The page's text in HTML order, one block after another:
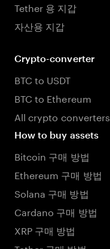
Tether 용 지갑
자산용 지갑
Crypto-converter
BTC to USDT
BTC to Ethereum
All crypto converters
How to buy assets
Bitcoin 구매 방법
Ethereum 구매 방법
Solana 구매 방법
Cardano 구매 방법
XRP 구매 방법